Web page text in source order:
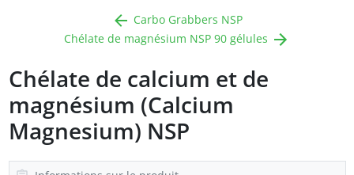
Carbo Grabbers NSP
Chélate de magnésium NSP 90 gélules
Chélate de calcium et de
magnésium (Calcium
Magnesium) NSP